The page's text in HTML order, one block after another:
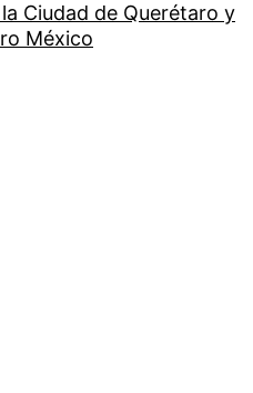
Ciudad de Querétaro y
México